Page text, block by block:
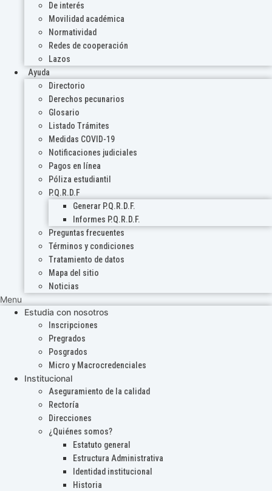
De interés
Movilidad académica
Normatividad
Redes de cooperación
Lazos
Ayuda
Directorio
Derechos pecunarios
Glosario
Listado Trámites
Medidas COVID-19
Notificaciones judiciales
Pagos en línea
Póliza estudiantil
P.Q.R.D.F
Generar P.Q.R.D.F.
Informes P.Q.R.D.F.
Preguntas frecuentes
Términos y condiciones
Tratamiento de datos
Mapa del sitio
Noticias
Menu
Estudia con nosotros
Inscripciones
Pregrados
Posgrados
Micro y Macrocredenciales
Institucional
Aseguramiento de la calidad
Rectoría
Direcciones
¿Quiénes somos?
Estatuto general
Estructura Administrativa
Identidad institucional
Historia